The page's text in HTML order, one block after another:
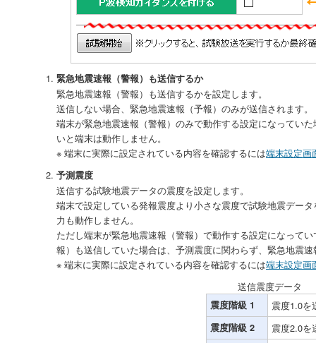
緊急地震速報（警報）も送信するか
緊急地震速報（警報）も送信するかを設定します。
送信しない場合、緊急地震速報（予報）のみが送信されます。
端末が緊急地震速報（警報）のみで動作する設定になってい
いと端末は動作しません。
※ 端末に実際に設定されている内容を確認するには端末設定画
予測震度
送信する試験地震データの震度を設定します。
端末で設定している発報震度より小さな震度で試験地震デー
力も動作しません。
ただし端末が緊急地震速報（警報）で動作する設定になって
報）も送信していた場合は、予測震度に関わらず、緊急地震
※ 端末に実際に設定されている内容を確認するには端末設定画
送信震度データ
震度階級 1 震度1.0を
震度階級 2 震度2.0を